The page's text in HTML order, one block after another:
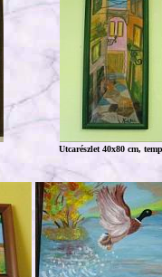
Utcarészlet 40x80 cm,